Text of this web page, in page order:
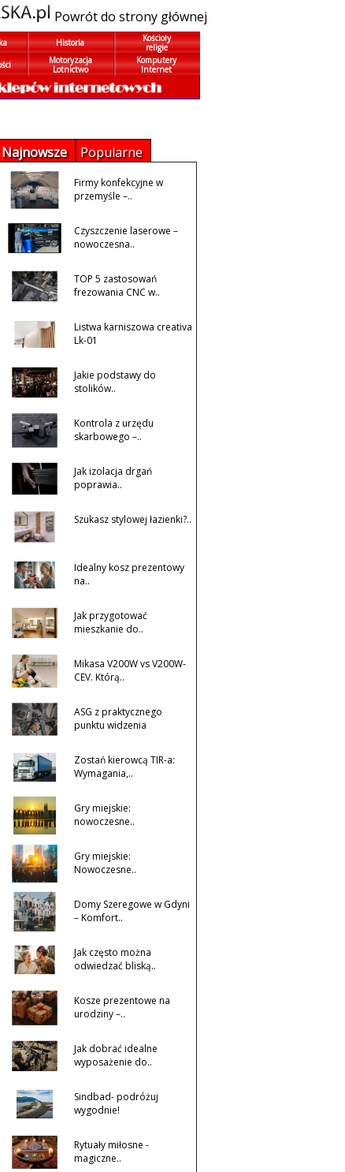
Powrót do strony głównej
Historia
Kościoły
religie
Motoryzacja
Lotnictwo
Komputery
Internet
Najnowsze Popularne
Firmy konfekcyjne w
przemyśle –..
Czyszczenie laserowe –
nowoczesna..
TOP 5 zastosowań
frezowania CNC w..
Listwa karniszowa creativa
Lk-01
Jakie podstawy do
stolików..
Kontrola z urzędu
skarbowego –..
Jak izolacja drgań
poprawia..
Szukasz stylowej łazienki?..
Idealny kosz prezentowy
na..
Jak przygotować
mieszkanie do..
Mikasa V200W vs V200W-
CEV. Którą..
ASG z praktycznego
punktu widzenia
Zostań kierowcą TIR-a:
Wymagania,..
Gry miejskie:
nowoczesne..
Gry miejskie:
Nowoczesne..
Domy Szeregowe w Gdyni
– Komfort..
Jak często można
odwiedzać bliską..
Kosze prezentowe na
urodziny –..
Jak dobrać idealne
wyposażenie do..
Sindbad- podróżuj
wygodnie!
Rytuały miłosne -
magiczne..